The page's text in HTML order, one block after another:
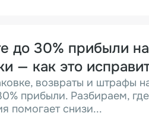
до 30% прибыли
— как это
возвраты и штрафы
прибыли. Разбираем,
помогает снизи...